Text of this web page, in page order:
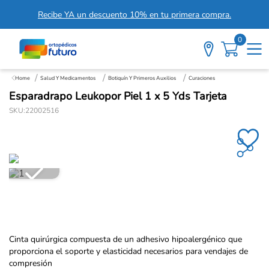
Recibe YA un descuento 10% en tu primera compra.
0
Salud Y Medicamentos Botiquín Y Primeros Auxilios Curaciones
Esparadrapo Leukopor Piel 1 x 5 Yds Tarjeta
SKU:22002516
Cinta quirúrgica compuesta de un adhesivo hipoalergénico que
proporciona el soporte y elasticidad necesarios para vendajes de
compresión